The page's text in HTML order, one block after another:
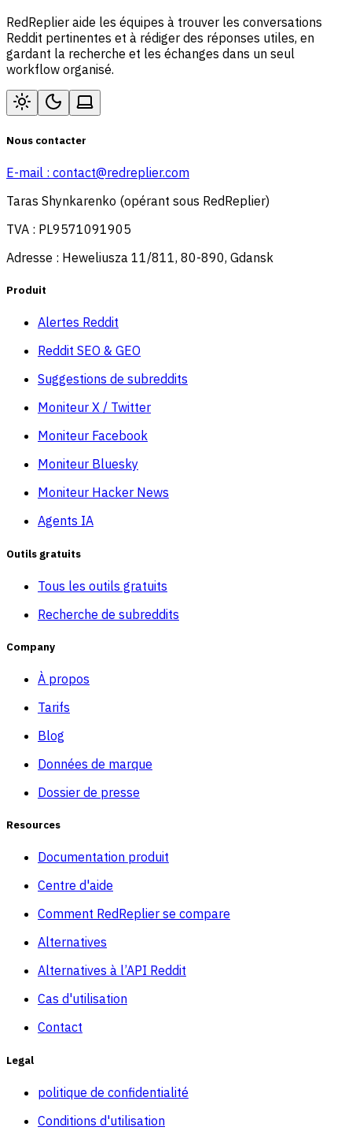
RedReplier aide les équipes à trouver les conversations
Reddit pertinentes et à rédiger des réponses utiles, en
gardant la recherche et les échanges dans un seul
workflow organisé.
Nous contacter
E-mail : contact@redreplier.com
Taras Shynkarenko (opérant sous RedReplier)
TVA : PL9571091905
Adresse : Heweliusza 11/811, 80-890, Gdansk
Produit
Alertes Reddit
Reddit SEO & GEO
Suggestions de subreddits
Moniteur X / Twitter
Moniteur Facebook
Moniteur Bluesky
Moniteur Hacker News
Agents IA
Outils gratuits
Tous les outils gratuits
Recherche de subreddits
Company
À propos
Tarifs
Blog
Données de marque
Dossier de presse
Resources
Documentation produit
Centre d'aide
Comment RedReplier se compare
Alternatives
Alternatives à l’API Reddit
Cas d'utilisation
Contact
Legal
politique de confidentialité
Conditions d'utilisation